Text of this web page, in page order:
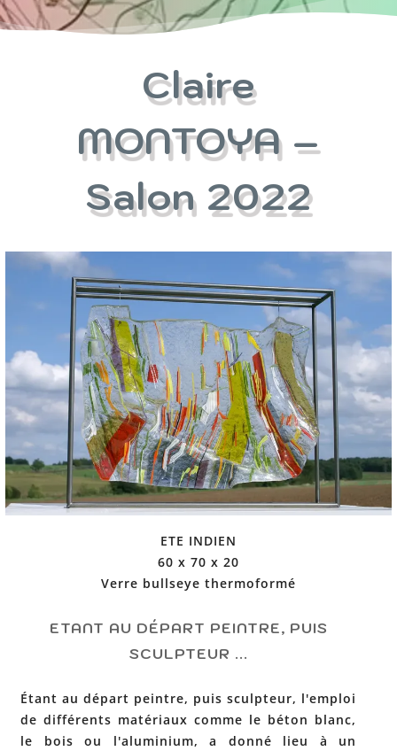
Claire
MONTOYA –
Salon 2022
ETE INDIEN
60 x 70 x 20
Verre bullseye thermoformé
ETANT AU DÉPART PEINTRE, PUIS
SCULPTEUR ...
Étant au départ peintre, puis sculpteur, l'emploi
de différents matériaux comme le béton blanc,
le bois ou l'aluminium, a donné lieu à un